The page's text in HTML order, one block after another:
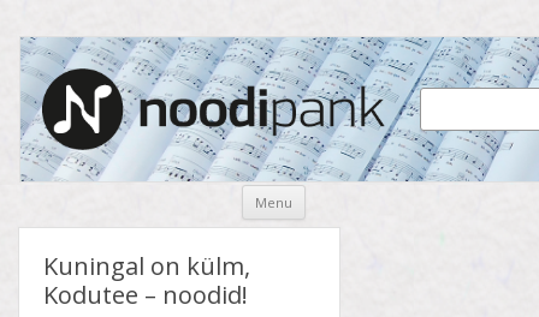
Noodipank
noodipank.ee
Menu Skip
content
Kuningal on külm,
Kodutee – noodid!